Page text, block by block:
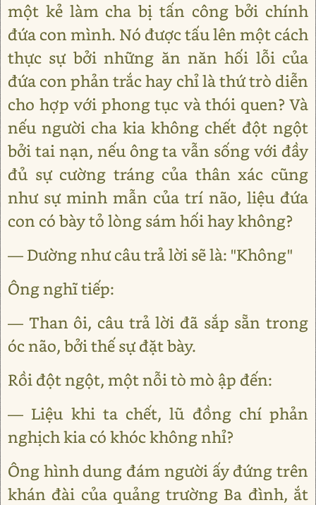
một kẻ làm cha bị tấn công bởi chính
đứa con mình. Nó được tấu lên một cách
thực sự bởi những ăn năn hối lỗi của
đứa con phản trắc hay chỉ là thứ trò diễn
cho hợp với phong tục và thói quen? Và
nếu người cha kia không chết đột ngột
bởi tai nạn, nếu ông ta vẫn sống với đầy
đủ sự cường tráng của thân xác cũng
như sự minh mẫn của trí não, liệu đứa
con có bày tỏ lòng sám hối hay không?
― Dường như câu trả lời sẽ là: "Không"
Ông nghĩ tiếp:
― Than ôi, câu trả lời đã sắp sẵn trong
óc não, bởi thế sự đặt bày.
Rồi đột ngột, một nỗi tò mò ập đến:
― Liệu khi ta chết, lũ đồng chí phản
nghịch kia có khóc không nhỉ?
Ông hình dung đám người ấy đứng trên
khán đài của quảng trường Ba đình, ắt